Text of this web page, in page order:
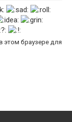
этом браузере для